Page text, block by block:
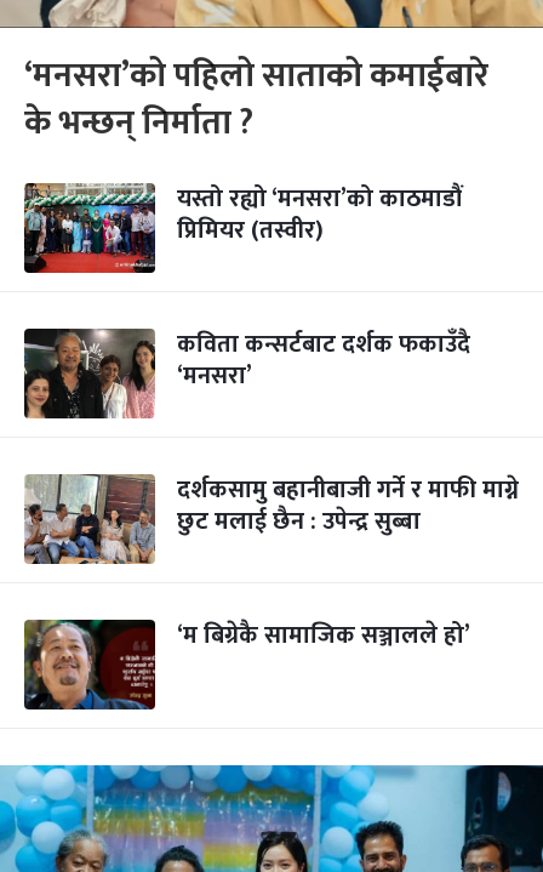
‘मनसरा’को पहिलो साताको कमाईबारे
के भन्छन् निर्माता ?
यस्तो रह्यो ‘मनसरा’को काठमाडौं
प्रिमियर (तस्वीर)
कविता कन्सर्टबाट दर्शक फकाउँदै
‘मनसरा’
दर्शकसामु बहानीबाजी गर्ने र माफी माग्ने
छुट मलाई छैन : उपेन्द्र सुब्बा
‘म बिग्रेकै सामाजिक सञ्जालले हो’